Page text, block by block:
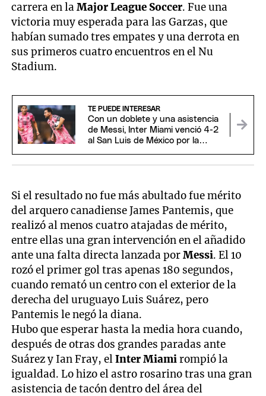
carrera en laMajor League Soccer. Fue una
victoria muy esperada para las Garzas, que
habían sumado tres empates y una derrota en
sus primeros cuatro encuentros en el Nu
Stadium.
TE PUEDE INTERESAR
Con un doblete y una asistencia
de Messi, Inter Miami venció 4-2
al San Luis de México por la
Si el resultado no fue más abultado fue mérito
del arquero canadiense James Pantemis, que
realizó al menos cuatro atajadas de mérito,
entre ellas una gran intervención en el añadido
ante una falta directa lanzada porMessi. El 10
rozó el primer gol tras apenas 180 segundos,
cuando remató un centro con el exterior de la
derecha del uruguayo Luis Suárez, pero
Pantemis le negó la diana.
Hubo que esperar hasta la media hora cuando,
después de otras dos grandes paradas ante
Suárez y Ian Fray, elInter Miamirompió la
igualdad. Lo hizo el astro rosarino tras una gran
asistencia de tacón dentro del área del